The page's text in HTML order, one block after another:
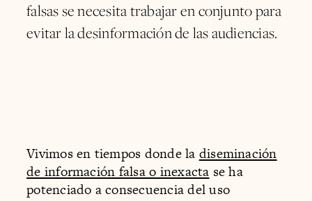
falsas se necesita trabajar en conjunto para
evitar la desinformación de las audiencias.
Vivimos en tiempos donde la diseminación
de información falsa o inexacta se ha
potenciado a consecuencia del uso